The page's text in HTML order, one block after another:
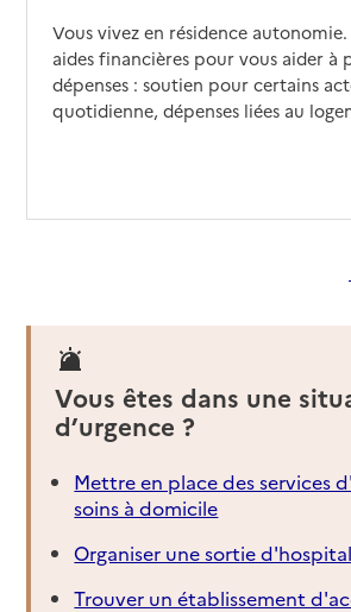
Vous vivez en résidence
aides financières pour vous aider à
dépenses : soutien pour certains
quotidienne, dépenses liées au
Vous êtes dans une
d’urgence ?
Mettre en place des services
soins à domicile
Organiser une sortie
Trouver un établissement